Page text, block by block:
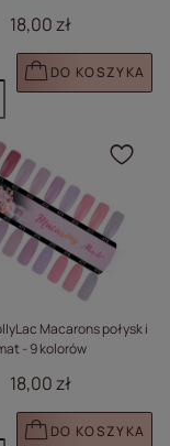
18,00 zł
DO KOSZYKA
dodać
Macarons połysk i
- 9 kolorów
18,00 zł
DO KOSZYKA